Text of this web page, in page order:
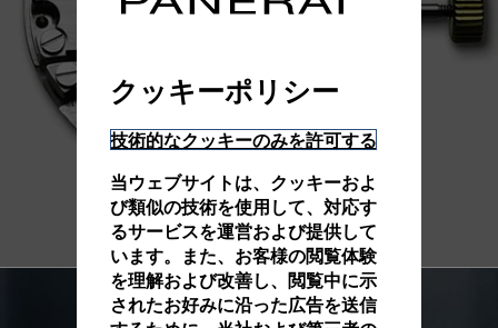
クッキーポリシー
技術的なクッキーのみを許可する
当ウェブサイトは、クッキーおよ
び類似の技術を使用して、対応す
るサービスを運営および提供して
います。また、お客様の閲覧体験
を理解および改善し、閲覧中に示
されたお好みに沿った広告を送信